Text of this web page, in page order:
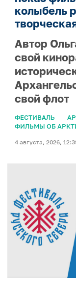
колыбель
Автор
свой
свой флот
ФЕСТИВАЛЬ
ФИЛЬМЫ ОБ
4 августа, 2026,